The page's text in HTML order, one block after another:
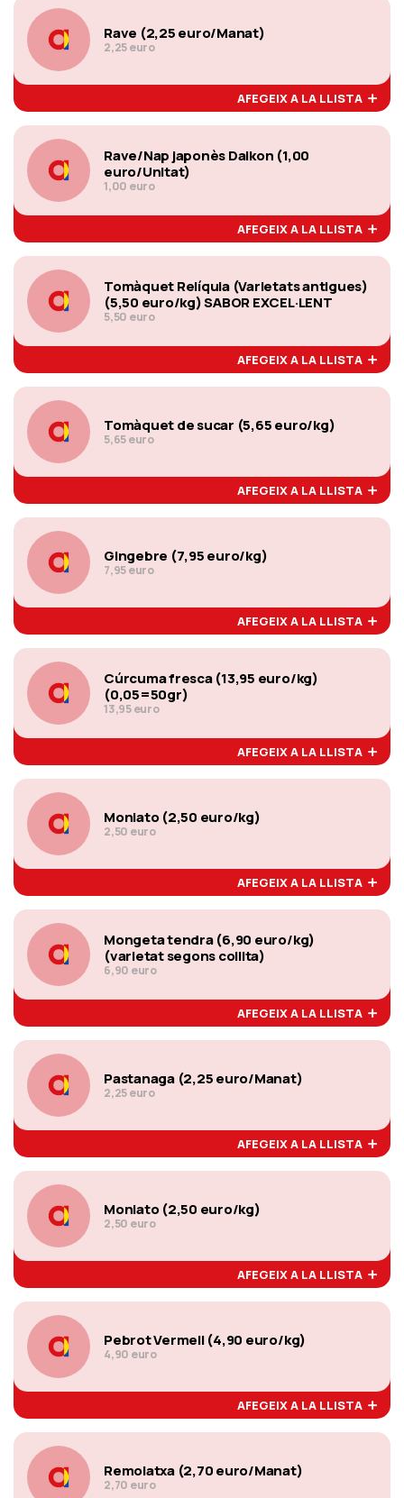
Rave (2,25 euro/Manat)
2,25 euro
AFEGEIX A LA LLISTA
Rave/Nap japonès Daikon (1,00
euro/Unitat)
1,00 euro
AFEGEIX A LA LLISTA
Tomàquet Relíquia (Varietats antigues)
(5,50 euro/kg) SABOR EXCEL·LENT
5,50 euro
AFEGEIX A LA LLISTA
Tomàquet de sucar (5,65 euro/kg)
5,65 euro
AFEGEIX A LA LLISTA
Gingebre (7,95 euro/kg)
7,95 euro
AFEGEIX A LA LLISTA
Cúrcuma fresca (13,95 euro/kg)
(0,05=50gr)
13,95 euro
AFEGEIX A LA LLISTA
Moniato (2,50 euro/kg)
2,50 euro
AFEGEIX A LA LLISTA
Mongeta tendra (6,90 euro/kg)
(varietat segons collita)
6,90 euro
AFEGEIX A LA LLISTA
Pastanaga (2,25 euro/Manat)
2,25 euro
AFEGEIX A LA LLISTA
Moniato (2,50 euro/kg)
2,50 euro
AFEGEIX A LA LLISTA
Pebrot Vermell (4,90 euro/kg)
4,90 euro
AFEGEIX A LA LLISTA
Remolatxa (2,70 euro/Manat)
2,70 euro